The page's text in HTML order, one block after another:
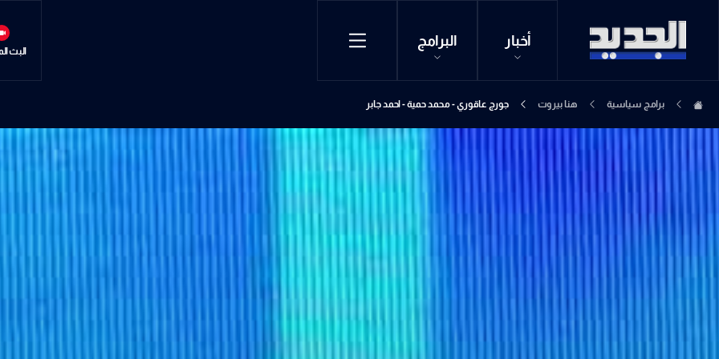
أخبار البرامج
البث
برامج سياسية هنا بيروت جورج عاقوري - محمد حمية - احمد جابر